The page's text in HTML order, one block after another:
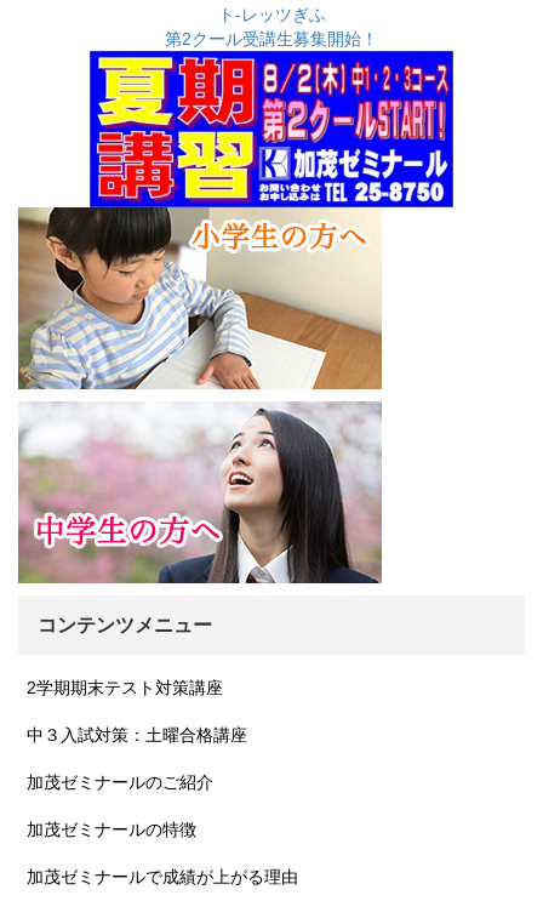
第2クール受講生募集開始！
コンテンツメニュー
2学期期末テスト対策講座
中３入試対策：土曜合格講座
加茂ゼミナールのご紹介
加茂ゼミナールの特徴
加茂ゼミナールで成績が上がる理由